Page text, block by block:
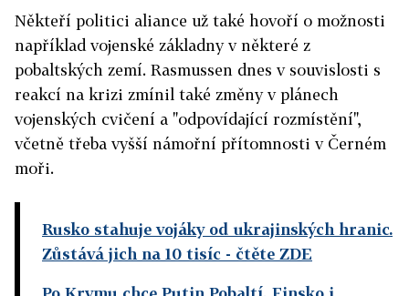
Někteří politici aliance už také hovoří o možnosti
například vojenské základny v některé z
pobaltských zemí. Rasmussen dnes v souvislosti s
reakcí na krizi zmínil také změny v plánech
vojenských cvičení a "odpovídající rozmístění",
včetně třeba vyšší námořní přítomnosti v Černém
moři.
Rusko stahuje vojáky od ukrajinských hranic.
Zůstává jich na 10 tisíc - čtěte ZDE